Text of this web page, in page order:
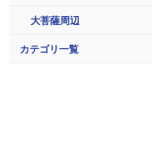
大菩薩周辺
カテゴリ一覧